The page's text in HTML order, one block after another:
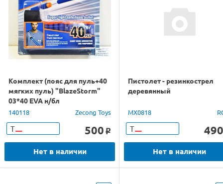
Комплект (пояс для пуль+40
мягких пуль) "BlazeStorm"
03*40 EVA н/бл
140118 Zecong Toys
Т 500 o
Нет в наличии
Пистолет - резинкострел
деревянный
MX0818
Т 490
Нет в наличии